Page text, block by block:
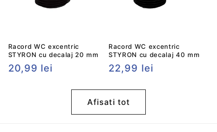
Racord WC excentric
STYRON cu decalaj 20 mm
Preț
20,99 lei
Racord WC excentric
STYRON cu decalaj 40 mm
Preț
22,99 lei
Afisati tot